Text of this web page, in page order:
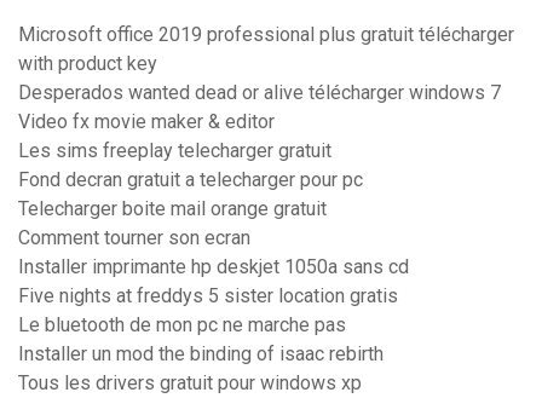
Microsoft office 2019 professional plus gratuit télécharger
with product key
Desperados wanted dead or alive télécharger windows 7
Video fx movie maker & editor
Les sims freeplay telecharger gratuit
Fond decran gratuit a telecharger pour pc
Telecharger boite mail orange gratuit
Comment tourner son ecran
Installer imprimante hp deskjet 1050a sans cd
Five nights at freddys 5 sister location gratis
Le bluetooth de mon pc ne marche pas
Installer un mod the binding of isaac rebirth
Tous les drivers gratuit pour windows xp